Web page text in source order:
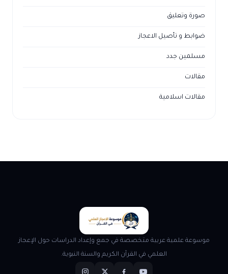
صورة وتعليق
ضوابط و تأصيل الاعجاز
مسلمين جدد
مقالات
مقالات اسلامية
موسوعة علمية عربية متخصصة في جمع وإعداد الدراسات حول الإعجاز
العلمي في القرآن الكريم والسنة النبوية.